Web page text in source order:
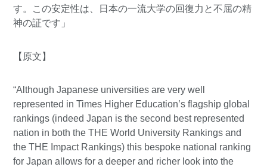
す。この安定性は、日本の一流大学の回復力と不屈の精
神の証です」
【原文】
“Although Japanese universities are very well
represented in Times Higher Education’s flagship global
rankings (indeed Japan is the second best represented
nation in both the THE World University Rankings and
the THE Impact Rankings) this bespoke national ranking
for Japan allows for a deeper and richer look into the